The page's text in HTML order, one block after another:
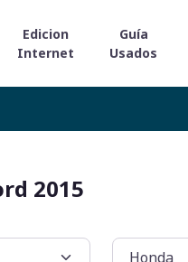
Edicion
Internet
Guía
Usados
2015